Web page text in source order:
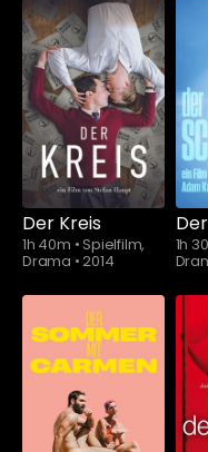
Der Kreis
1h 40m • Spielfilm,
Drama •2014
1h
Schauen Sie
ab$5.90